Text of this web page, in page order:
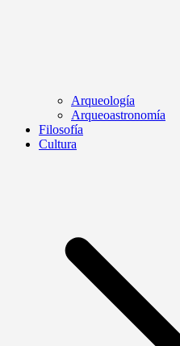
Arqueología
Arqueoastronomía
Filosofía
Cultura